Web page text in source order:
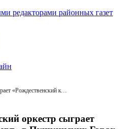
редакторами районных газет
Псковский симфонический оркестр сыграет «Рождественский концерт» в Пушкинских Горах
оркестр сыграет